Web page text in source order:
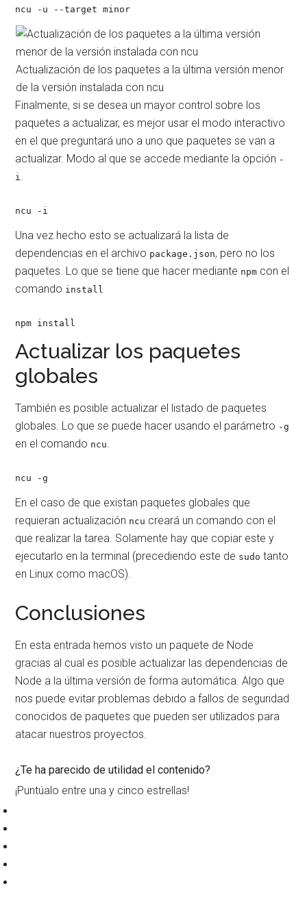
ncu -u --target minor
Actualización de los paquetes a la última versión menor
de la versión instalada con ncu
Finalmente, si se desea un mayor control sobre los
paquetes a actualizar, es mejor usar el modo interactivo
en el que preguntará uno a uno que paquetes se van a
actualizar. Modo al que se accede mediante la opción -
i .
ncu -i
Una vez hecho esto se actualizará la lista de
dependencias en el archivo package.json, pero no los
paquetes. Lo que se tiene que hacer mediante npm con el
comando install
npm install
Actualizar los paquetes
globales
También es posible actualizar el listado de paquetes
globales. Lo que se puede hacer usando el parámetro -g
en el comando ncu.
ncu -g
En el caso de que existan paquetes globales que
requieran actualización ncu creará un comando con el
que realizar la tarea. Solamente hay que copiar este y
ejecutarlo en la terminal (precediendo este de sudo tanto
en Linux como macOS).
Conclusiones
En esta entrada hemos visto un paquete de Node
gracias al cual es posible actualizar las dependencias de
Node a la última versión de forma automática. Algo que
nos puede evitar problemas debido a fallos de seguridad
conocidos de paquetes que pueden ser utilizados para
atacar nuestros proyectos.
¿Te ha parecido de utilidad el contenido?
¡Puntúalo entre una y cinco estrellas!